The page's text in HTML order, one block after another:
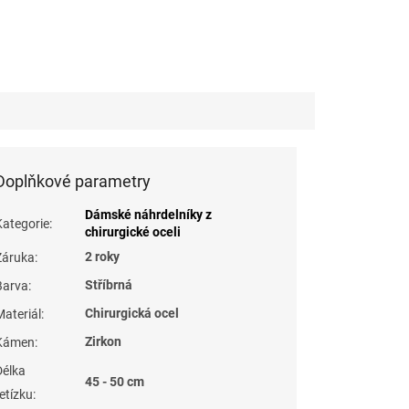
parametry
:
Dámské náhrdelníky z
chirurgické oceli
:
2 roky
:
Stříbrná
:
Chirurgická ocel
:
Zirkon
:
45 - 50 cm